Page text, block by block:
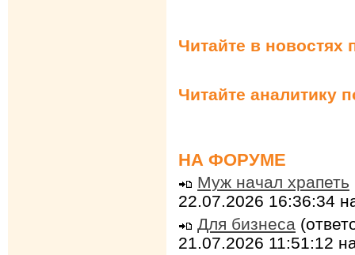
Читайте в новостях
Читайте аналитику
НА ФОРУМЕ
Муж начал храпеть
22.07.2026 16:36:34
Для бизнеса
21.07.2026 11:51:12